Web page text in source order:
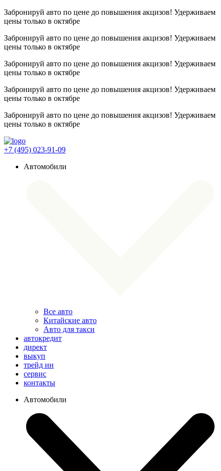
Забронируй авто по цене до повышения акцизов! Удерживаем
цены только в октябре
Забронируй авто по цене до повышения акцизов! Удерживаем
цены только в октябре
Забронируй авто по цене до повышения акцизов! Удерживаем
цены только в октябре
Забронируй авто по цене до повышения акцизов! Удерживаем
цены только в октябре
Забронируй авто по цене до повышения акцизов! Удерживаем
цены только в октябре
+7 (495) 023-91-09
Автомобили
Все авто
Китайские авто
Авто для такси
автокредит
директ
выкуп
трейд ин
сервис
контакты
Автомобили